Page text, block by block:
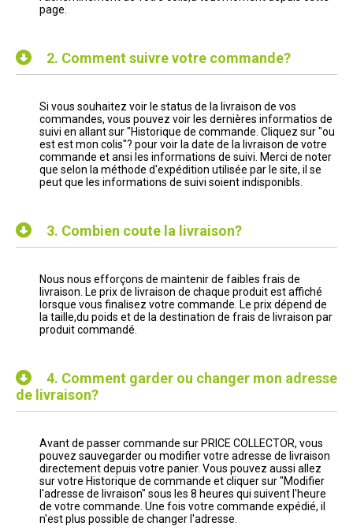
page.
2. Comment suivre votre commande?
Si vous souhaitez voir le status de la livraison de vos
commandes, vous pouvez voir les dernières informatios de
suivi en allant sur "Historique de commande. Cliquez sur "ou
est est mon colis"? pour voir la date de la livraison de votre
commande et ansi les informations de suivi. Merci de noter
que selon la méthode d'expédition utilisée par le site, il se
peut que les informations de suivi soient indisponibls.
3. Combien coute la livraison?
Nous nous efforçons de maintenir de faibles frais de
livraison. Le prix de livraison de chaque produit est affiché
lorsque vous finalisez votre commande. Le prix dépend de
la taille,du poids et de la destination de frais de livraison par
produit commandé.
4. Comment garder ou changer mon adresse
de livraison?
Avant de passer commande sur PRICE COLLECTOR, vous
pouvez sauvegarder ou modifier votre adresse de livraison
directement depuis votre panier. Vous pouvez aussi allez
sur votre Historique de commande et cliquer sur "Modifier
l'adresse de livraison" sous les 8 heures qui suivent l'heure
de votre commande. Une fois votre commande expédié, il
n'est plus possible de changer l'adresse.